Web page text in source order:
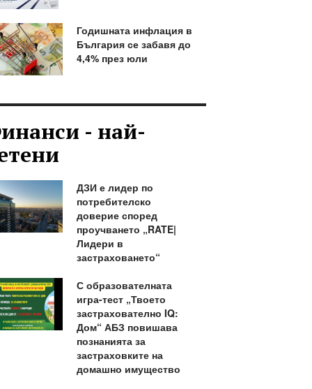
Годишната инфлация в
България се забавя до
4,4% през юли
- най-
ДЗИ е лидер по
потребителско
доверие според
проучването „RATE|
Лидери в
застраховането“
С образователната
игра-тест „Твоето
застрахователно IQ:
Дом“ АБЗ повишава
познанията за
застраховките на
домашно имущество